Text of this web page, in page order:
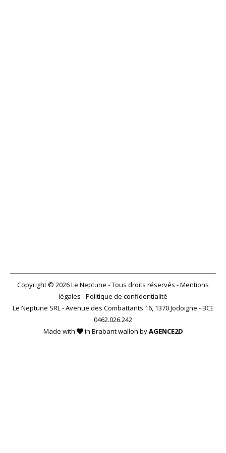
Copyright © 2026 Le Neptune - Tous droits réservés -Mentions
légales -Politique de confidentialité
Le Neptune SRL - Avenue des Combattants 16, 1370 Jodoigne - BCE
0462.026.242
Made with
in Brabant wallon byAGENCE2D